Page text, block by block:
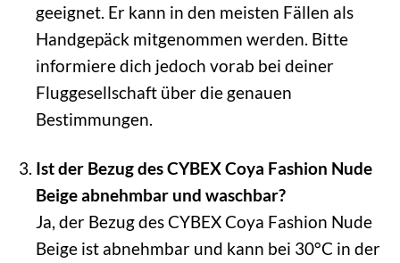
geeignet. Er kann in den meisten Fällen als
Handgepäck mitgenommen werden. Bitte
informiere dich jedoch vorab bei deiner
Fluggesellschaft über die genauen
Bestimmungen.
Ist der Bezug des CYBEX Coya Fashion Nude
Beige abnehmbar und waschbar?
Ja, der Bezug des CYBEX Coya Fashion Nude
Beige ist abnehmbar und kann bei 30°C in der